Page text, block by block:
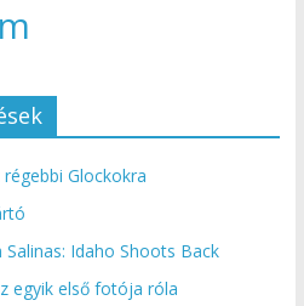
Glockokra
Idaho Shoots Back
egyik első fotója róla